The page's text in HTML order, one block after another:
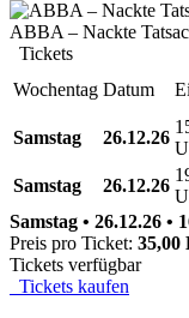
ABBA – Nackte
Tickets
Wochentag Datum
Samstag
26.12.26
Samstag
26.12.26
Samstag • 26.12.26 •
Preis pro Ticket: 35,00
Tickets verfügbar
Tickets kaufen